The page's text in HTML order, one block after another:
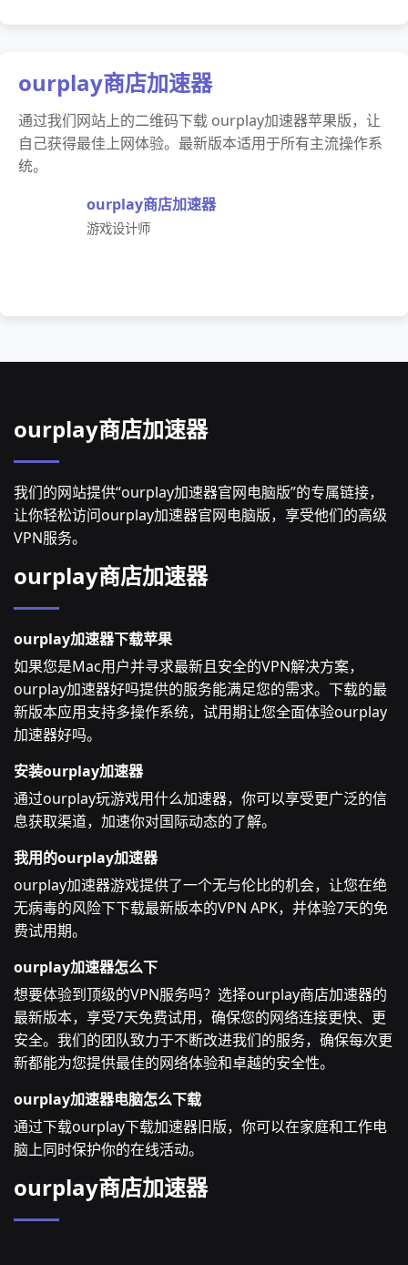
ourplay商店加速器
通过我们网站上的二维码下载 ourplay加速器苹果版，让
自己获得最佳上网体验。最新版本适用于所有主流操作系
统。
ourplay商店加速器
游戏设计师
ourplay商店加速器
我们的网站提供“ourplay加速器官网电脑版”的专属链接，
让你轻松访问ourplay加速器官网电脑版，享受他们的高级
VPN服务。
ourplay商店加速器
ourplay加速器下载苹果
如果您是Mac用户并寻求最新且安全的VPN解决方案，
ourplay加速器好吗提供的服务能满足您的需求。下载的最
新版本应用支持多操作系统，试用期让您全面体验ourplay
加速器好吗。
安装ourplay加速器
通过ourplay玩游戏用什么加速器，你可以享受更广泛的信
息获取渠道，加速你对国际动态的了解。
我用的ourplay加速器
ourplay加速器游戏提供了一个无与伦比的机会，让您在绝
无病毒的风险下下载最新版本的VPN APK，并体验7天的免
费试用期。
ourplay加速器怎么下
想要体验到顶级的VPN服务吗？选择ourplay商店加速器的
最新版本，享受7天免费试用，确保您的网络连接更快、更
安全。我们的团队致力于不断改进我们的服务，确保每次更
新都能为您提供最佳的网络体验和卓越的安全性。
ourplay加速器电脑怎么下载
通过下载ourplay下载加速器旧版，你可以在家庭和工作电
脑上同时保护你的在线活动。
ourplay商店加速器